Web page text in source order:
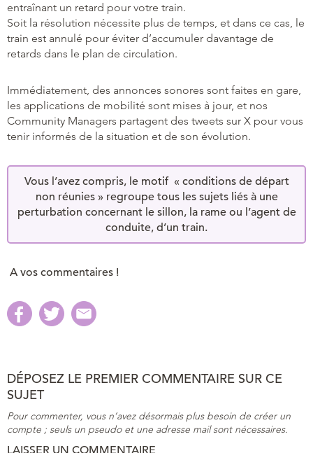
entraînant un retard pour votre train.
Soit la résolution nécessite plus de temps, et dans ce cas, le
train est annulé pour éviter d’accumuler davantage de
retards dans le plan de circulation.
Immédiatement, des annonces sonores sont faites en gare,
les applications de mobilité sont mises à jour, et nos
Community Managers partagent des tweets sur X pour vous
tenir informés de la situation et de son évolution.
Vous l’avez compris, le motif « conditions de départ
non réunies » regroupe tous les sujets liés à une
perturbation concernant le sillon, la rame ou l’agent de
conduite, d’un train.
A vos commentaires !
DÉPOSEZ LE PREMIER COMMENTAIRE SUR CE
SUJET
Pour commenter, vous n’avez désormais plus besoin de créer un
compte ; seuls un pseudo et une adresse mail sont nécessaires.